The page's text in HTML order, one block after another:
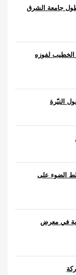
جامعة الشرق
الخطيب لفوزه
النيّرة
الضوء على
في معرض